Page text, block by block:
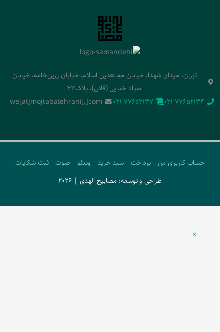
تهران، میدان شهدا، خیابان مجاهدین اسلام، خیابان زرین‌خامه، خیابان
صیاد خدایی (قائن)، پلاک43
‭021 77652134‬
‭021 77652137‬
we[at]mojtabatehrani[.]com
حساب کاربری من پرداخت سبد خرید ویدئو صوت
ثبت شکایات
طراحی و توسعه: مصابیح الهدی | 2026